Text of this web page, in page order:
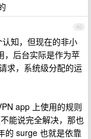
40
知，但现在的非小
，后台实际是作为苹
求，系统级分配的运
app 上使用的规则
能说完全解决，那也
的 surge 也就是依靠